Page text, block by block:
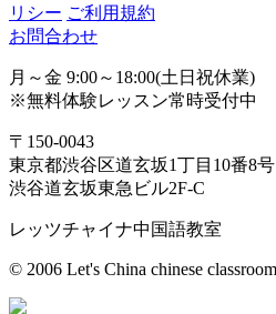
リシー ご利用規約
お問合わせ
月～金 9:00～18:00(土日祝休業)
※無料体験レッスン常時受付中
〒150-0043
東京都渋谷区道玄坂1丁目10番8号
渋谷道玄坂東急ビル2F-C
レッツチャイナ中国語教室
© 2006 Let's China chinese